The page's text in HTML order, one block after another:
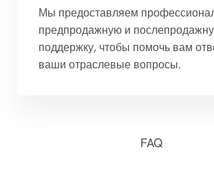
Мы предоставляем
предпродажную и
поддержку, чтобы помочь вам
ваши отраслевые вопросы.
FAQ